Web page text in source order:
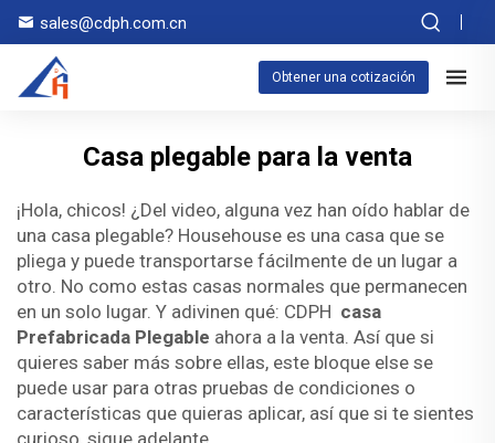
sales@cdph.com.cn
Obtener una cotización
Casa plegable para la venta
¡Hola, chicos! ¿Del video, alguna vez han oído hablar de
una casa plegable? Househouse es una casa que se
pliega y puede transportarse fácilmente de un lugar a
otro. No como estas casas normales que permanecen
en un solo lugar. Y adivinen qué: CDPH casa
Prefabricada Plegable ahora a la venta. Así que si
quieres saber más sobre ellas, este bloque else se
puede usar para otras pruebas de condiciones o
características que quieras aplicar, así que si te sientes
curioso, sigue adelante